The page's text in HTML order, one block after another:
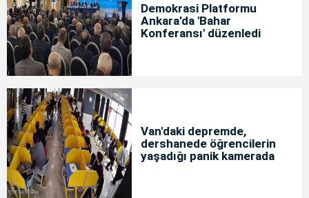
Demokrasi Platformu
Ankara’da 'Bahar
Konferansı' düzenledi
Van'daki depremde,
dershanede öğrencilerin
yaşadığı panik kamerada